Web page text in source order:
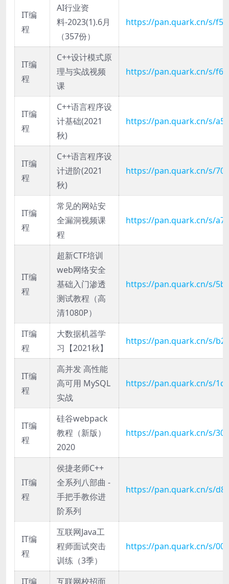
IT编
程
AI行业资
料-2023(1).6月
（357份）
https://pan.quark.cn/s/
IT编
程
C++设计模式原
理与实战视频
课
https://pan.quark.cn/s/
IT编
程
C++语言程序设
计基础(2021
秋)
https://pan.quark.cn/s/
IT编
程
C++语言程序设
计进阶(2021
秋)
https://pan.quark.cn/s/
IT编
程
常见的网站安
全漏洞视频课
程
https://pan.quark.cn/s/
IT编
程
超新CTF培训
web网络安全
基础入门渗透
测试教程（高
清1080P）
https://pan.quark.cn/s/
IT编
程
大数据机器学
习【2021秋】
https://pan.quark.cn/s/
IT编
程
高并发 高性能
高可用 MySQL
实战
https://pan.quark.cn/s/
IT编
程
硅谷webpack
教程（新版）
2020
https://pan.quark.cn/s/
IT编
程
侯捷老师C++
全系列八部曲 -
手把手教你进
阶系列
https://pan.quark.cn/s/
IT编
程
互联网Java工
程师面试突击
训练（3季）
https://pan.quark.cn/s/
IT编
互联网校招面